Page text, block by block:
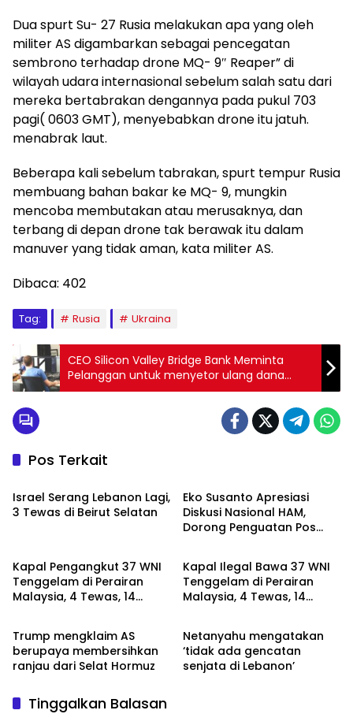
Dua spurt Su- 27 Rusia melakukan apa yang oleh
militer AS digambarkan sebagai pencegatan
sembrono terhadap drone MQ- 9″ Reaper” di
wilayah udara internasional sebelum salah satu dari
mereka bertabrakan dengannya pada pukul 703
pagi( 0603 GMT), menyebabkan drone itu jatuh.
menabrak laut.
Beberapa kali sebelum tabrakan, spurt tempur Rusia
membuang bahan bakar ke MQ- 9, mungkin
mencoba membutakan atau merusaknya, dan
terbang di depan drone tak berawak itu dalam
manuver yang tidak aman, kata militer AS.
Dibaca: 402
Tag: Rusia Ukraina
CEO Silicon Valley Bridge Bank Meminta
Pelanggan untuk menyetor ulang dana
Mereka
Pos Terkait
Internasional
Israel Serang Lebanon Lagi,
3 Tewas di Beirut Selatan
Eko Susanto Apresiasi
Diskusi Nasional HAM,
Dorong Penguatan Pos
Kapal Pengangkut 37 WNI
Tenggelam di Perairan
Malaysia, 4 Tewas, 14
Internasional
Kapal Ilegal Bawa 37 WNI
Tenggelam di Perairan
Malaysia, 4 Tewas, 14
Internasional
Trump mengklaim AS
berupaya membersihkan
ranjau dari Selat Hormuz
Internasional
Netanyahu mengatakan
‘tidak ada gencatan
senjata di Lebanon’
Tinggalkan Balasan